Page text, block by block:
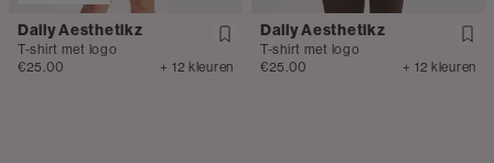
Daily Aesthetikz
T-shirt met logo
€25.00
+ 12 kleuren
Daily Aesthetikz
T-shirt met logo
€25.00
+ 12 kleuren